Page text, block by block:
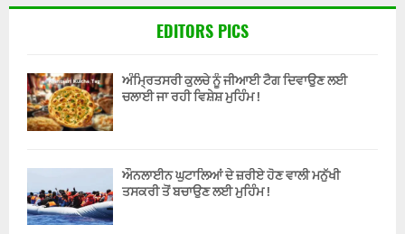
EDITORS PICS
ਅੰਮ੍ਰਿਤਸਰੀ ਕੁਲਚੇ ਨੂੰ ਜੀਆਈ ਟੈਗ ਦਿਵਾਉਣ ਲਈ
ਚਲਾਈ ਜਾ ਰਹੀ ਵਿਸ਼ੇਸ਼ ਮੁਹਿੰਮ !
ਔਨਲਾਈਨ ਘੁਟਾਲਿਆਂ ਦੇ ਜ਼ਰੀਏ ਹੋਣ ਵਾਲੀ ਮਨੁੱਖੀ
ਤਸਕਰੀ ਤੋਂ ਬਚਾਉਣ ਲਈ ਮੁਹਿੰਮ !